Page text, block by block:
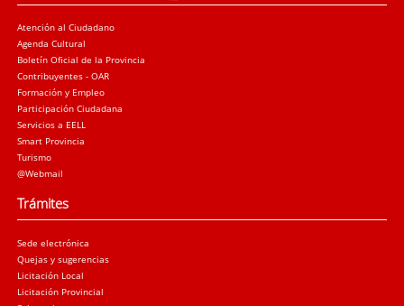
Atención al Ciudadano
Agenda Cultural
Boletín Oficial de la Provincia
Contribuyentes - OAR
Formación y Empleo
Participación Ciudadana
Servicios a EELL
Smart Provincia
Turismo
@Webmail
Trámites
Sede electrónica
Quejas y sugerencias
Licitación Local
Licitación Provincial